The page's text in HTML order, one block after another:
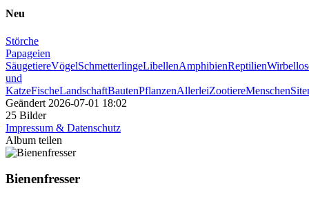
Neu
Störche
Papageien
SäugetiereVögelSchmetterlingeLibellenAmphibienReptilien
und
KatzeFischeLandschaftBautenPflanzenAllerleiZootiereMenschen
Geändert 2026-07-01 18:02
25 Bilder
Impressum & Datenschutz
Album teilen
Bienenfresser